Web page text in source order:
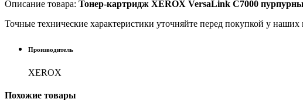
Описание товара: Тонер-картридж XEROX VersaLink C7000
Точные технические характеристики уточняйте перед покупкой у
Производитель
XEROX
Похожие товары